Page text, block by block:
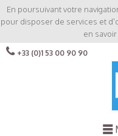
En poursuivant votre
pour disposer de services et
en savoir
+33 (0)1 53 00 90 90